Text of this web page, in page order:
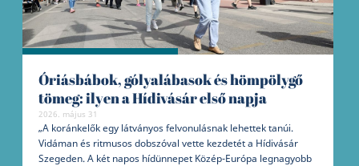
Óriásbábok, gólyalábasok és hömpölygő
tömeg: ilyen a Hídivásár első napja
2026. május 31
„A koránkelők egy látványos felvonulásnak lehettek tanúi.
Vidáman és ritmusos dobszóval vette kezdetét a Hídivásár
Szegeden. A két napos hídünnepet Közép-Európa legnagyobb